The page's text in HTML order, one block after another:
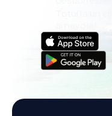
Totul la un